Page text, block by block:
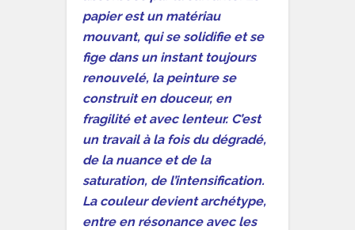
papier est un matériau
mouvant, qui se solidifie et se
fige dans un instant toujours
renouvelé, la peinture se
construit en douceur, en
fragilité et avec lenteur. C’est
un travail à la fois du dégradé,
de la nuance et de la
saturation, de l’intensification.
La couleur devient archétype,
entre en résonance avec les